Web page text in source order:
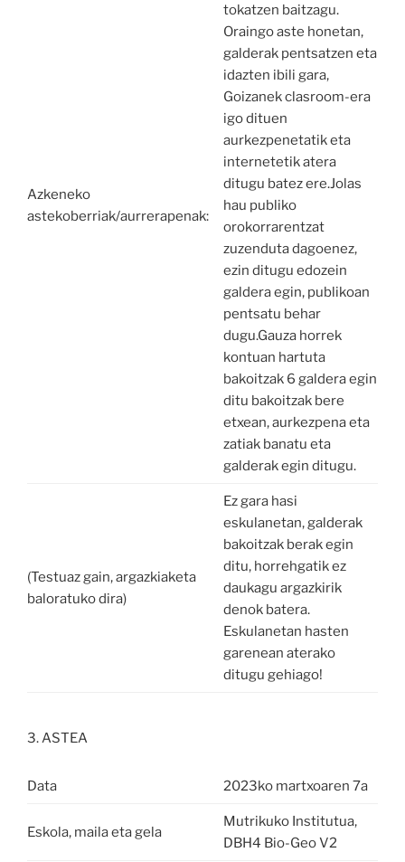
Azkeneko
astekoberriak/aurrerapenak:
tokatzen baitzagu.
Oraingo aste honetan,
galderak pentsatzen eta
idazten ibili gara,
Goizanek clasroom-era
igo dituen
aurkezpenetatik eta
internetetik atera
ditugu batez ere.Jolas
hau publiko
orokorrarentzat
zuzenduta dagoenez,
ezin ditugu edozein
galdera egin, publikoan
pentsatu behar
dugu.Gauza horrek
kontuan hartuta
bakoitzak 6 galdera egin
ditu bakoitzak bere
etxean, aurkezpena eta
zatiak banatu eta
galderak egin ditugu.
(Testuaz gain, argazkiaketa
baloratuko dira)
Ez gara hasi
eskulanetan, galderak
bakoitzak berak egin
ditu, horrehgatik ez
daukagu argazkirik
denok batera.
Eskulanetan hasten
garenean aterako
ditugu gehiago!
3. ASTEA
Data 2023ko martxoaren 7a
Eskola, maila eta gela
Mutrikuko Institutua,
DBH4 Bio-Geo V2